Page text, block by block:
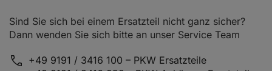
Sind Sie sich bei einem Ersatzteil nicht ganz sicher?
Dann wenden Sie sich bitte an unser Service Team
+49 9191 / 3416 100 – PKW Ersatzteile